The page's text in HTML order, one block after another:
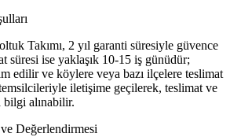
Takımı, 2 yıl garanti süresiyle güvence
süresi ise yaklaşık 10-15 iş günüdür;
edilir ve köylere veya bazı ilçelere teslimat
iletişime geçilerek, teslimat ve
bilgi alınabilir.
Değerlendirmesi